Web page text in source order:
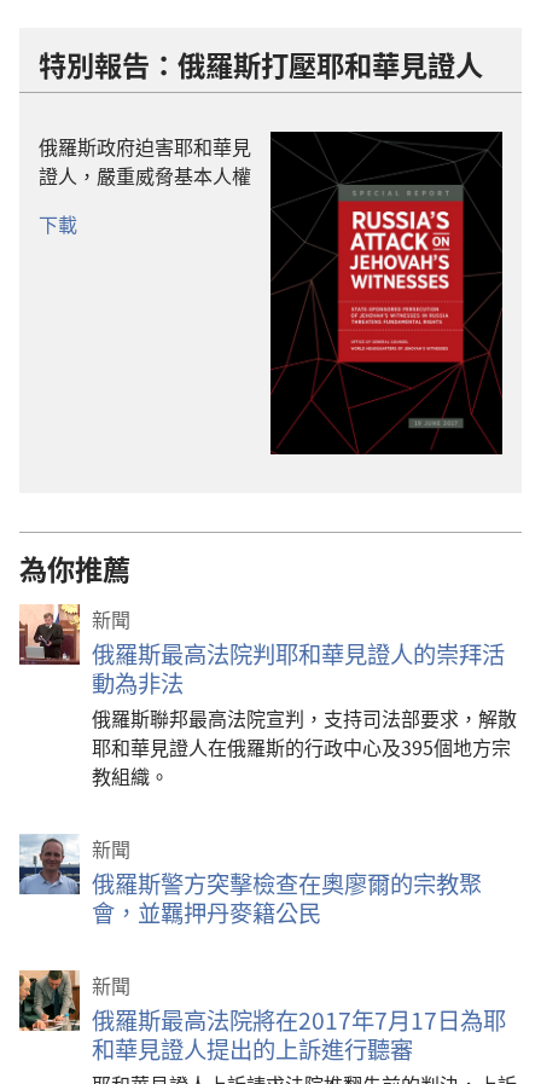
特別報告：俄羅斯打壓耶和華見證人
俄羅斯政府迫害耶和華見
證人，嚴重威脅基本人權
下載
為你推薦
新聞
俄羅斯最高法院判耶和華見證人的崇拜活
動為非法
俄羅斯聯邦最高法院宣判，支持司法部要求，解散
耶和華見證人在俄羅斯的行政中心及395個地方宗
教組織。
新聞
俄羅斯警方突擊檢查在奧廖爾的宗教聚
會，並羈押丹麥籍公民
新聞
俄羅斯最高法院將在2017年7月17日為耶
和華見證人提出的上訴進行聽審